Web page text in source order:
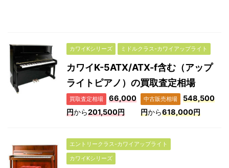
カワイKシリーズ ミドルクラス-カワイアップライト
カワイK-5ATX/ATX-f含む（アップ
ライトピアノ）の買取査定相場
買取査定相場
66,000
円から201,500円
中古販売相場
548,500
円から618,000円
エントリークラス-カワイアップライト
カワイKシリーズ